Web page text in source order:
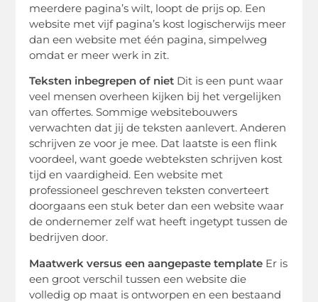
meerdere pagina’s wilt, loopt de prijs op. Een
website met vijf pagina’s kost logischerwijs meer
dan een website met één pagina, simpelweg
omdat er meer werk in zit.
Teksten inbegrepen of niet Dit is een punt waar
veel mensen overheen kijken bij het vergelijken
van offertes. Sommige websitebouwers
verwachten dat jij de teksten aanlevert. Anderen
schrijven ze voor je mee. Dat laatste is een flink
voordeel, want goede webteksten schrijven kost
tijd en vaardigheid. Een website met
professioneel geschreven teksten converteert
doorgaans een stuk beter dan een website waar
de ondernemer zelf wat heeft ingetypt tussen de
bedrijven door.
Maatwerk versus een aangepaste template Er is
een groot verschil tussen een website die
volledig op maat is ontworpen en een bestaand